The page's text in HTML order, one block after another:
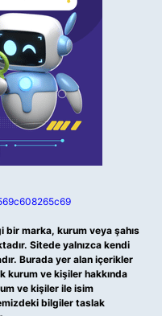
marka, kurum veya şahıs
Sitede yalnızca kendi
Burada yer alan içerikler
kurum ve kişiler hakkında
ve kişiler ile isim
bilgiler taslak